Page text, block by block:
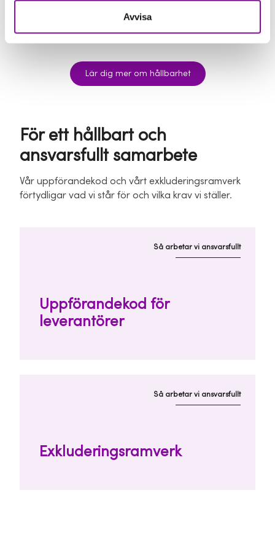
Avvisa
för hållbara affärer
Lär dig mer om hållbarhet
För ett hållbart och
ansvarsfullt samarbete
Vår uppförandekod och vårt exkluderingsramverk
förtydligar vad vi står för och vilka krav vi ställer.
Så arbetar vi ansvarsfullt
Uppförandekod för
leverantörer
Så arbetar vi ansvarsfullt
Exkluderingsramverk